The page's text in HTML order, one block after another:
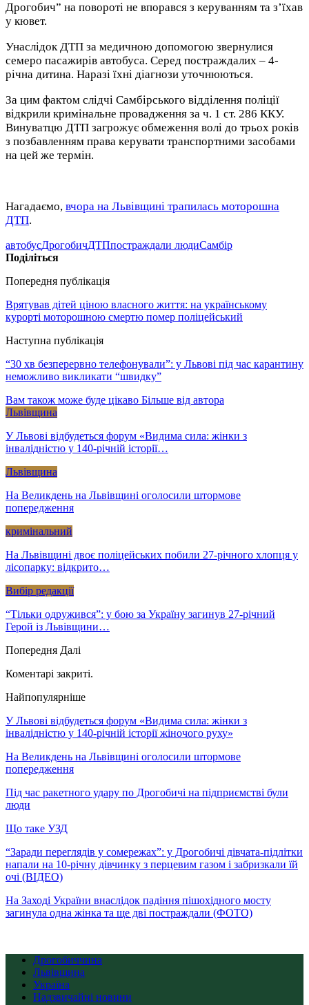
Дрогобич” на повороті не впорався з керуванням та з’їхав
у кювет.
Унаслідок ДТП за медичною допомогою звернулися
семеро пасажирів автобуса. Серед постраждалих – 4-
річна дитина. Наразі їхні діагнози уточнюються.
За цим фактом слідчі Самбірського відділення поліції
відкрили кримінальне провадження за ч. 1 ст. 286 ККУ.
Винуватцю ДТП загрожує обмеження волі до трьох років
з позбавленням права керувати транспортними засобами
на цей же термін.
Нагадаємо, вчора на Львівщині трапилась моторошна
ДТП.
автобусДрогобичДТПпостраждали людиСамбір
Поділіться
Попередня публікація
Врятував дітей ціною власного життя: на українському
курорті моторошною смертю помер поліцейський
Наступна публікація
“30 хв безперервно телефонували”: у Львові під час карантину
неможливо викликати “швидку”
Вам також може буде цікаво Більше від автора
Львівщина
У Львові відбудеться форум «Видима сила: жінки з
інвалідністю у 140-річній історії…
Львівщина
На Великдень на Львівщині оголосили штормове
попередження
кримінальний
На Львівщині двоє поліцейських побили 27-річного хлопця у
лісопарку: відкрито…
Вибір редакції
“Тільки одружився”: у бою за Україну загинув 27-річний
Герой із Львівщини…
Попередня Далі
Коментарі закриті.
Найпопулярніше
У Львові відбудеться форум «Видима сила: жінки з
інвалідністю у 140-річній історії жіночого руху»
На Великдень на Львівщині оголосили штормове
попередження
Під час ракетного удару по Дрогобичі на підприємстві були
люди
Що таке УЗД
“Заради переглядів у сомережах”: у Дрогобичі дівчата-підлітки
напали на 10-річну дівчинку з перцевим газом і забризкали їй
очі (ВІДЕО)
На Заході України внаслідок падіння пішохідного мосту
загинула одна жінка та ще дві постраждали (ФОТО)
Дрогобиччина
Львівщина
Україна
Надзвичайні новини